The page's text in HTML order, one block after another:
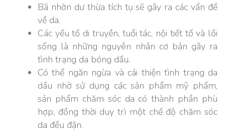
Bã nhờn dư thừa tích tụ sẽ gây ra các vấn đề
về da.
Các yếu tố di truyền, tuổi tác, nội tiết tố và lối
sống là những nguyên nhân cơ bản gây ra
tình trạng da bóng dầu.
Có thể ngăn ngừa và cải thiện tình trạng da
dầu nhờ sử dụng các sản phẩm mỹ phẩm,
sản phẩm chăm sóc da có thành phần phù
hợp, đồng thời duy trì một chế độ chăm sóc
da đều đặn.